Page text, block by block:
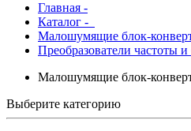
Главная -
Каталог -
Малошумящие блок-
Преобразователи частоты
Малошумящие блок-
Выберите категорию